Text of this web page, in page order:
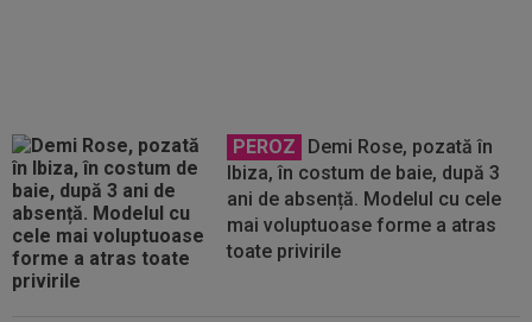
PEROZ
Demi Rose, pozată în
Ibiza, în costum de baie, după 3
ani de absență. Modelul cu cele
mai voluptuoase forme a atras
toate privirile